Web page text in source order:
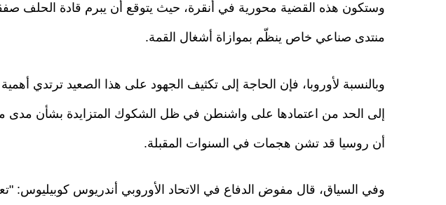
وستكون هذه القضية محورية في أنقرة، حيث يتوقع أن يبرم قادة الحلف
منتدى صناعي خاص ينظّم بموازاة أشغال القمة.
وبالنسبة لأوروبا، فإن الحاجة إلى تكثيف الجهود على هذا الصعيد ترتدي
إلى الحد من اعتمادها على واشنطن في ظل الشكوك المتزايدة بشأن مدى
أن روسيا قد تشن هجمات في السنوات المقبلة.
وفي السياق، قال مفوض الدفاع في الاتحاد الأوروبي أندريوس كوبيليوس: